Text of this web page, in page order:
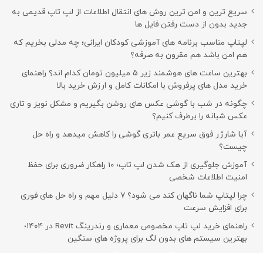
سریع ترین و امن ترین روش های انتقال اطلاعات از لپ تاپ قدیمی به
جدید بدون از دست رفتن فایل ها
لپتاپ مناسب برنامه های آموزشی کودکان ایرانی؛ چه مدلی بخریم که
هم امن باشد هم مقرون به صرفه؟
بهترین ساعت های هوشمند زیر ۵ میلیون تومان کدام اند؟ راهنمای
خرید مدل های پرفروش با امکانات کامل و ارزش خرید بالا
چگونه در شب با گوشی عکس های روشن بگیریم و مشکل نویز و تاری
عکس شبانه را برطرف کنیم؟
آیا شارژر فوق سریع عمر باتری گوشی را کاهش میدهد و راه حل
چیست؟
آموزش جلوگیری از هک شدن لپ تاپ؛ 10 راهکار ضروری برای حفظ
امنیت اطلاعات شخصی
چرا لپتاپ شما ناگهان کند می شود؟ ۷ دلیل مهم و راه حل های فوری
برای افزایش سرعت
راهنمای خرید لپ تاپ مخصوص معماری و رندرینگ Revit در ۱۴۰۴؛
بهترین سیستم های بدون لگ برای پروژه های سنگین